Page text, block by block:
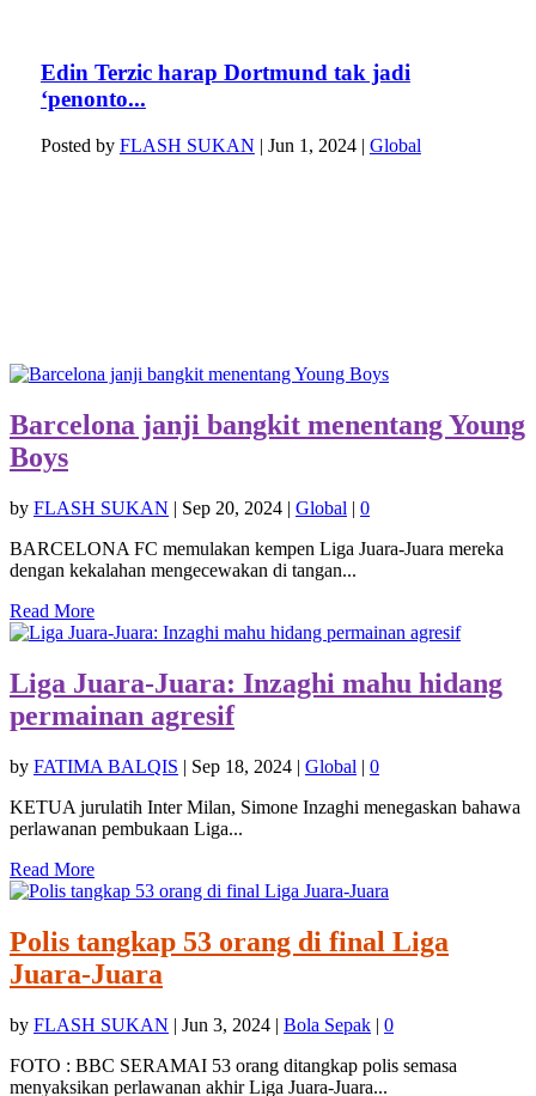
Edin Terzic harap Dortmund tak jadi
‘penonto...
Posted by FLASH SUKAN | Jun 1, 2024| Global
Barcelona janji bangkit menentang Young
Boys
by FLASH SUKAN | Sep 20, 2024 | Global | 0
BARCELONA FC memulakan kempen Liga Juara-Juara mereka
dengan kekalahan mengecewakan di tangan...
Read More
Liga Juara-Juara: Inzaghi mahu hidang
permainan agresif
by FATIMA BALQIS | Sep 18, 2024 | Global | 0
KETUA jurulatih Inter Milan, Simone Inzaghi menegaskan bahawa
perlawanan pembukaan Liga...
Read More
Polis tangkap 53 orang di final Liga
Juara-Juara
by FLASH SUKAN | Jun 3, 2024 | Bola Sepak | 0
FOTO : BBC SERAMAI 53 orang ditangkap polis semasa
menyaksikan perlawanan akhir Liga Juara-Juara...